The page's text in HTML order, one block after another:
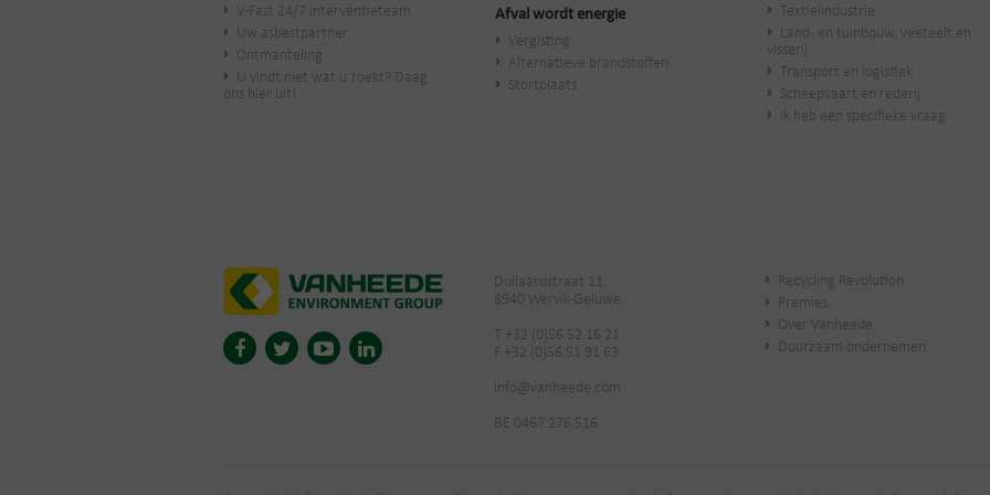
V-Fast 24/7 interventieteam
Uw asbestpartner
Ontmanteling
U vindt niet wat u zoekt? Daag
ons hier uit!
Afval wordt energie
Vergisting
Alternatieve brandstoffen
Stortplaats
Textielindustrie
Land- en tuinbouw, veeteelt en
visserij
Transport en logistiek
Scheepvaart en rederij
Ik heb een specifieke vraag
Dullaardstraat 11
8940 Wervik-Geluwe
T +32 (0)56 52 16 21
F +32 (0)56 51 91 63
info@vanheede.com
BE 0467.276.516
Recycling Revolution
Premies
Over Vanheede
Duurzaam ondernemen